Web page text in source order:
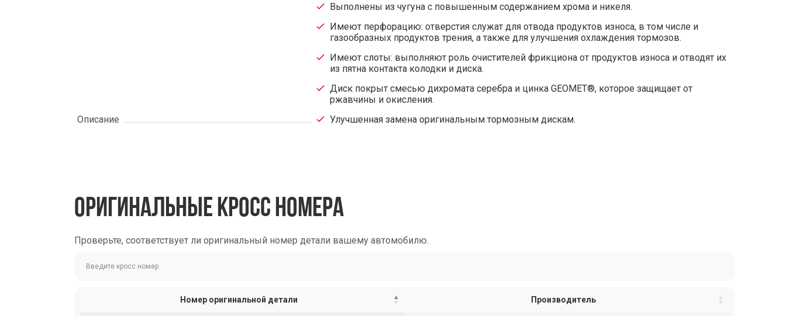
Описание
Выполнены из чугуна с повышенным содержанием хрома и никеля.
Имеют перфорацию: отверстия служат для отвода продуктов износа, в том числе и
газообразных продуктов трения, а также для улучшения охлаждения тормозов.
Имеют слоты: выполняют роль очистителей фрикциона от продуктов износа и отводят их
из пятна контакта колодки и диска.
Диск покрыт смесью дихромата серебра и цинка GEOMET®, которое защищает от
ржавчины и окисления.
Улучшенная замена оригинальным тормозным дискам.
ОРИГИНАЛЬНЫЕ КРОСС НОМЕРА
Проверьте, соответствует ли оригинальный номер детали вашему автомобилю.
Номер оригинальной детали Производитель